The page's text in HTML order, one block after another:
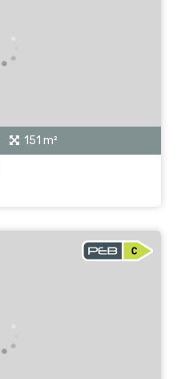
151 m²